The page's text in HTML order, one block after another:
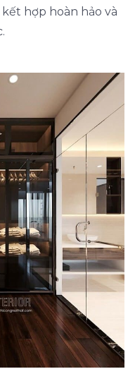
hợp hoàn hảo và